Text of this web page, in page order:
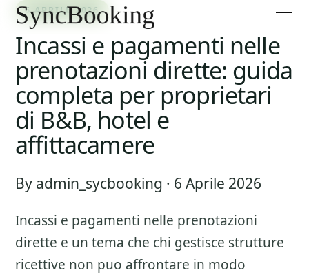
6 APRILE 2026
Incassi e pagamenti nelle
prenotazioni dirette: guida
completa per proprietari
di B&B, hotel e
affittacamere
By admin_sycbooking · 6 Aprile 2026
Incassi e pagamenti nelle prenotazioni
dirette e un tema che chi gestisce strutture
ricettive non puo affrontare in modo